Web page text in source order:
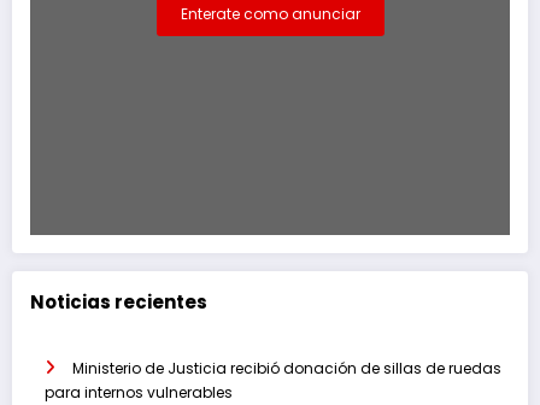
Enterate como anunciar
Noticias recientes
Ministerio de Justicia recibió donación de sillas de ruedas
para internos vulnerables